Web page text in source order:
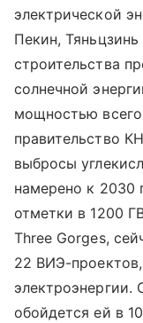
электрической
Пекин,
строительства
солнечной
мощностью
правительство
выбросы
намерено к 2030
отметки в 1200
Three Gorges,
22 ВИЭ-
электроэнергии.
обойдется ей в